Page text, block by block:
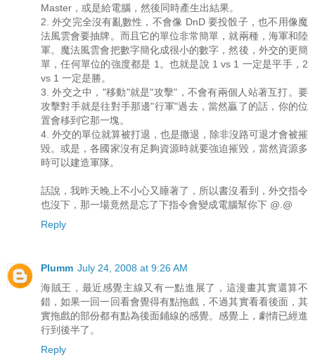
Master，或是給電腦，然後同時產生出結果。
2. 外交完全沒有亂數性，不會像 DnD 要投骰子，也不用像魔
法風雲會要抽牌。而且它的單位非常簡單，就兩種，海軍和陸
軍。魔法風雲會把數字簡化成很小的數字，然後，外交的更簡
單，任何單位的強度都是 1。也就是說 1 vs 1 一定是平手，2
vs 1 一定是勝。
3. 外交之中，"移動"就是"攻擊"，不會有兩個人站著互打。要
攻擊對手就是往對手那邊"行軍"過去，當然贏了的話，你的位
置會移到它那一塊。
4. 外交的單位就算被打退，也是撒退，除非沒路可退才會被摧
毀。或是，各國家沒有足夠資源時就要強迫摧毀，當然資源多
時可以建造軍隊。
話說，我昨天晚上不小心又睡著了，所以書沒看到，外交指令
也沒下，那一場竟然是忘了下指令會變成電腦幫你下 @.@
Reply
Plumm July 24, 2008 at 9:26 AM
海賊王，最近感覺主線又有一點進展了，這漫畫其實還算不
錯，如果一回一回看會覺得有點拖戲，不過其實看看後面，其
實拖戲的部份都有點為後面鋪線的感覺。感覺上，劇情已經進
行到後半了。
Reply